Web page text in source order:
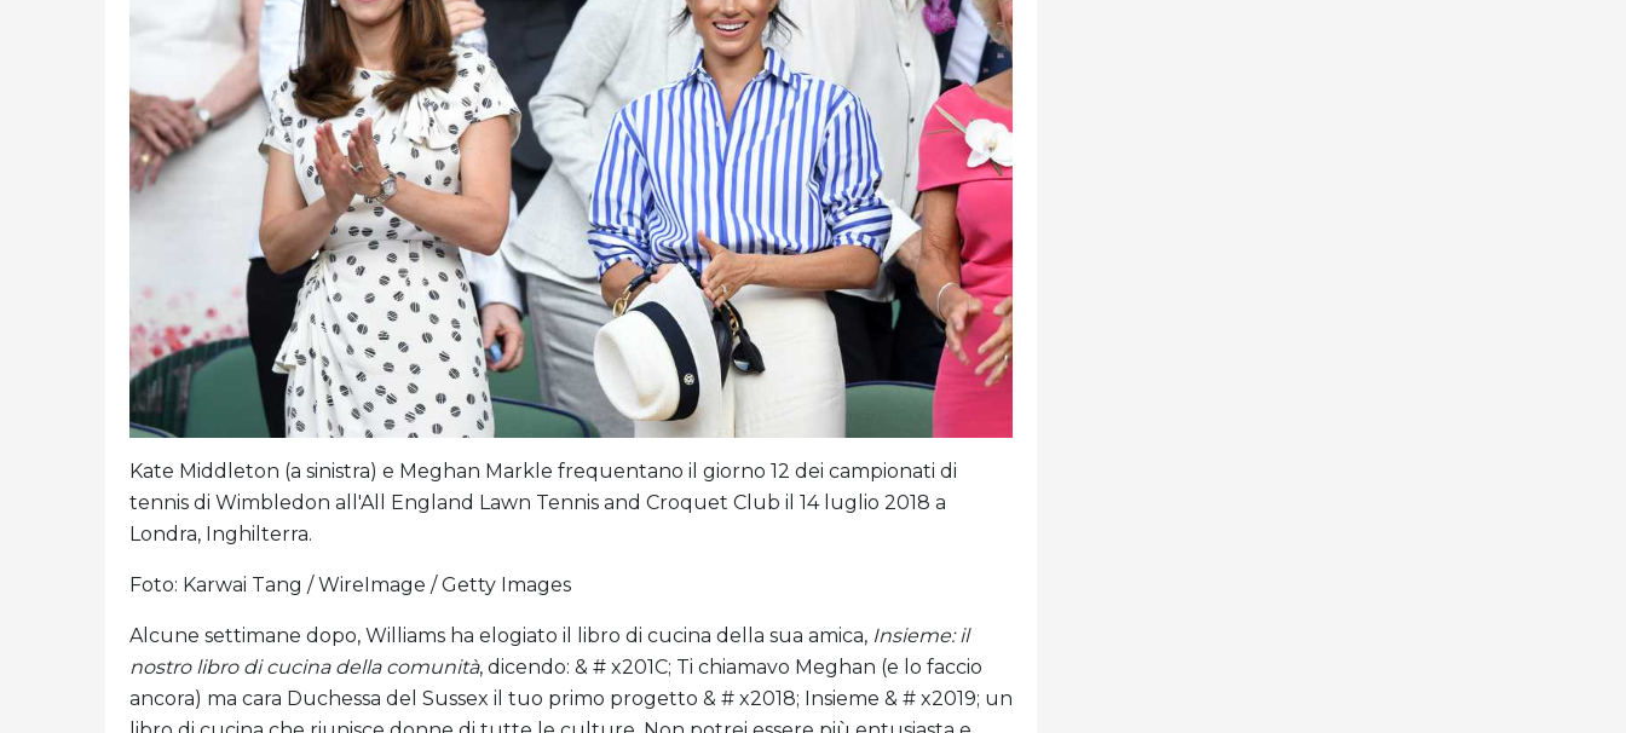
Kate Middleton (a sinistra) e Meghan Markle frequentano il giorno 12 dei campionati di
tennis di Wimbledon all'All England Lawn Tennis and Croquet Club il 14 luglio 2018 a
Londra, Inghilterra.
Foto: Karwai Tang / WireImage / Getty Images
Alcune settimane dopo, Williams ha elogiato il libro di cucina della sua amica, Insieme: il
nostro libro di cucina della comunità, dicendo: & # x201C; Ti chiamavo Meghan (e lo faccio
ancora) ma cara Duchessa del Sussex il tuo primo progetto & # x2018; Insieme & # x2019; un